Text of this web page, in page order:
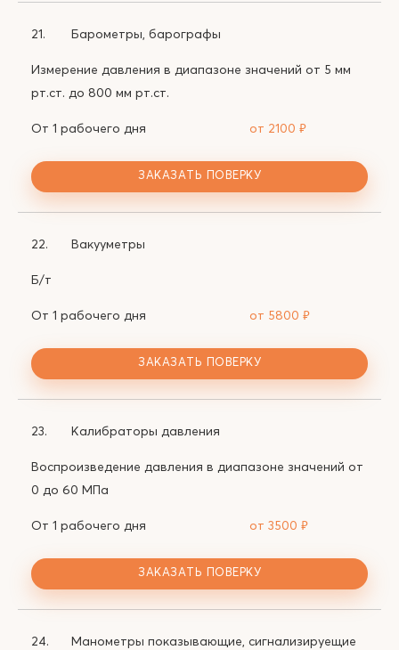
21. Барометры, барографы
Измерение давления в диапазоне значений от 5 мм
рт.ст. до 800 мм рт.ст.
От 1 рабочего дня от 2100 ₽
ЗАКАЗАТЬ ПОВЕРКУ
22. Вакууметры
Б/т
От 1 рабочего дня от 5800 ₽
ЗАКАЗАТЬ ПОВЕРКУ
23. Калибраторы давления
Воспроизведение давления в диапазоне значений от
0 до 60 МПа
От 1 рабочего дня от 3500 ₽
ЗАКАЗАТЬ ПОВЕРКУ
24. Манометры показывающие, сигнализируещие